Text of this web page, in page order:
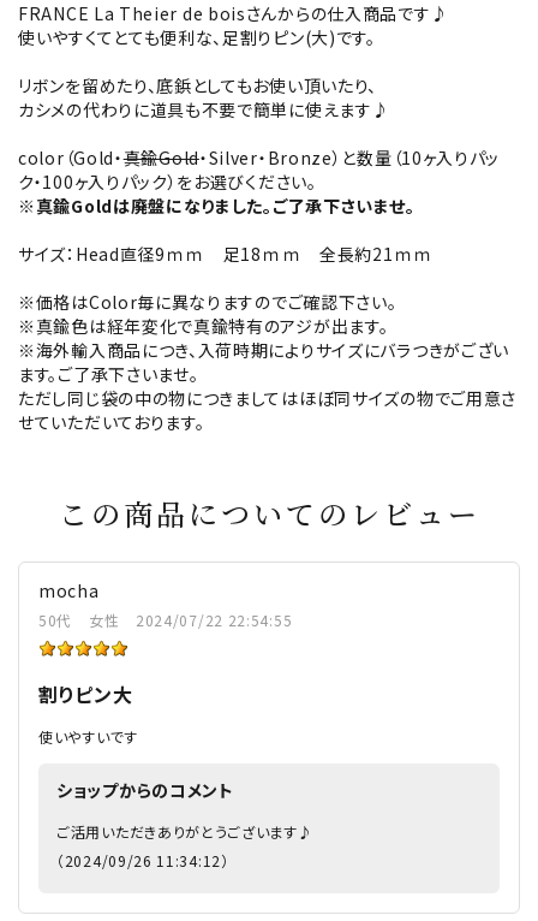
FRANCE La Theier de boisさんからの仕入商品です♪
使いやすくてとても便利な、足割りピン(大)です。
リボンを留めたり、底鋲としてもお使い頂いたり、
カシメの代わりに道具も不要で簡単に使えます♪
color（Gold・真鍮Gold・Silver・Bronze）と数量（10ヶ入りパッ
ク・100ヶ入りパック）をお選びください。
※真鍮Goldは廃盤になりました。ご了承下さいませ。
サイズ：Head直径9ｍｍ 足18ｍｍ 全長約21ｍｍ
※価格はColor毎に異なりますのでご確認下さい。
※真鍮色は経年変化で真鍮特有のアジが出ます。
※海外輸入商品につき、入荷時期によりサイズにバラつきがござい
ます。ご了承下さいませ。
ただし同じ袋の中の物につきましてはほぼ同サイズの物でご用意さ
せていただいております。
この商品についてのレビュー
mocha
50代 女性 2024/07/22 22:54:55
割りピン大
使いやすいです
ショップからのコメント
ご活用いただきありがとうございます♪
（2024/09/26 11:34:12）